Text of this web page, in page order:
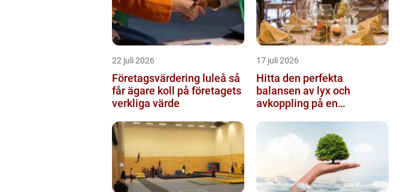
22 juli 2026
Företagsvärdering luleå så
får ägare koll på företagets
verkliga värde
17 juli 2026
Hitta den perfekta
balansen av lyx och
avkoppling på en